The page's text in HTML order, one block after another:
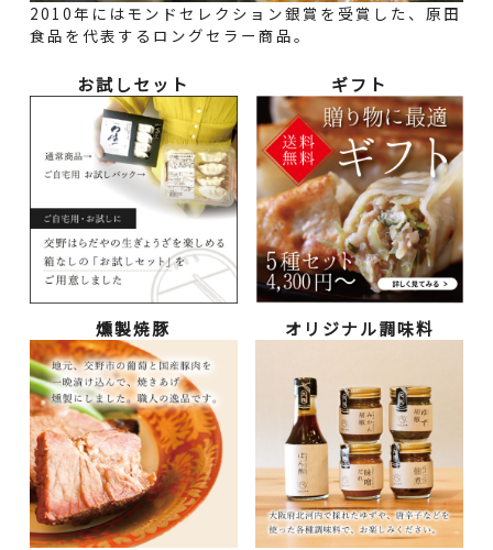
2010年にはモンドセレクション銀賞を受賞した、原田
食品を代表するロングセラー商品。
お試しセット ギフト
燻製焼豚 オリジナル調味料